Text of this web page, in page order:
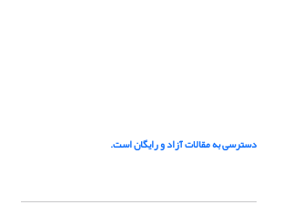
دسترسی به مقالات آزاد و رایگان است.